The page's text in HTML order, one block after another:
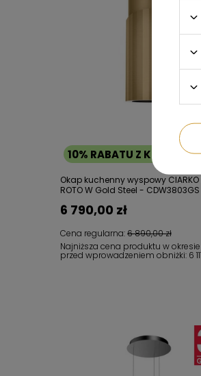
10% RABATU Z KODEM:
Okap kuchenny wyspowy
ROTO W Gold Steel - CDW3803GS
Cena regularna:6 890,00 zł
6 790,00 zł
Najniższa cena produktu w
przed wprowadzeniem obniżki: 6